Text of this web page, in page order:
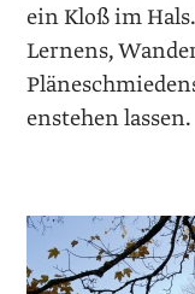
ein Kloß im
Lernens,
enstehen lassen.